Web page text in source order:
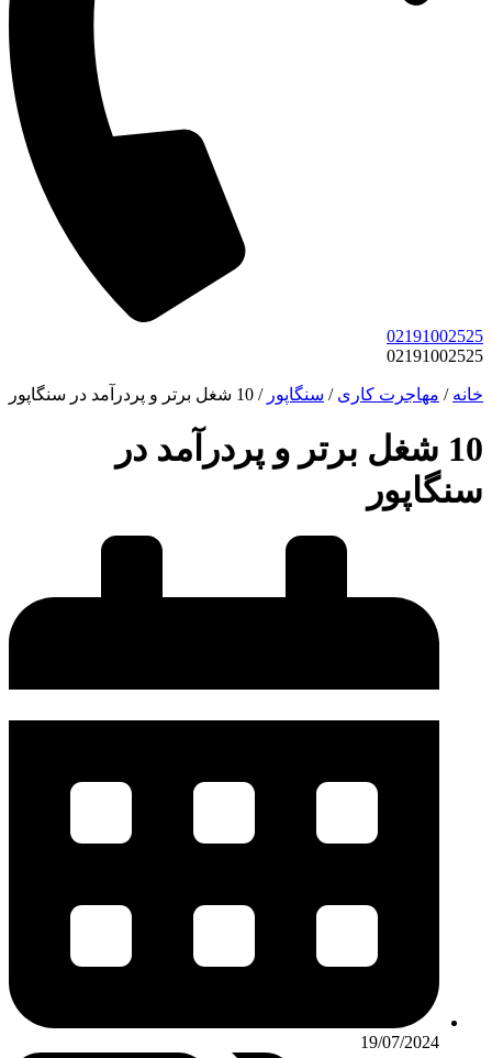
02191002525
02191002525
خانه / مهاجرت کاری / سنگاپور / 10 شغل برتر و پردرآمد در سنگاپور
10 شغل برتر و پردرآمد در
سنگاپور
19/07/2024